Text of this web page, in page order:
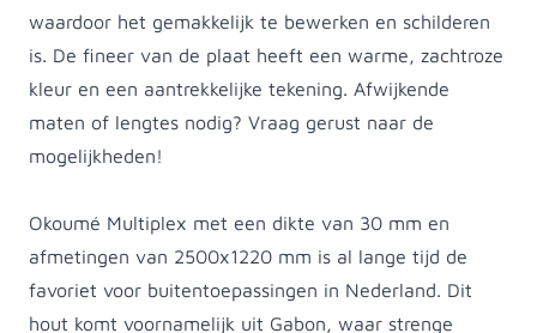
waardoor het gemakkelijk te bewerken en schilderen
is. De fineer van de plaat heeft een warme, zachtroze
kleur en een aantrekkelijke tekening. Afwijkende
maten of lengtes nodig? Vraag gerust naar de
mogelijkheden!
Okoumé Multiplex met een dikte van 30 mm en
afmetingen van 2500x1220 mm is al lange tijd de
favoriet voor buitentoepassingen in Nederland. Dit
hout komt voornamelijk uit Gabon, waar strenge